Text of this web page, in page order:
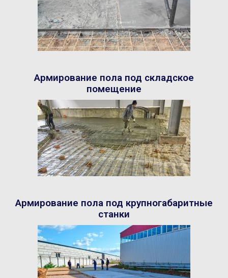
Армирование пола под складское
помещение
Армирование пола под крупногабаритные
станки